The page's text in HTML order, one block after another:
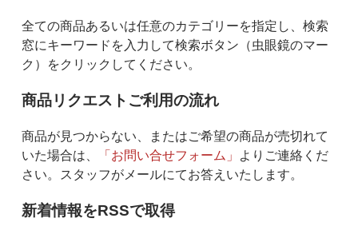
全ての商品あるいは任意のカテゴリーを指定し、検索
窓にキーワードを入力して検索ボタン（虫眼鏡のマー
ク）をクリックしてください。
商品リクエストご利用の流れ
商品が見つからない、またはご希望の商品が売切れて
いた場合は、
「お問い合せフォーム」
よりご連絡くだ
さい。スタッフがメールにてお答えいたします。
新着情報をRSSで取得